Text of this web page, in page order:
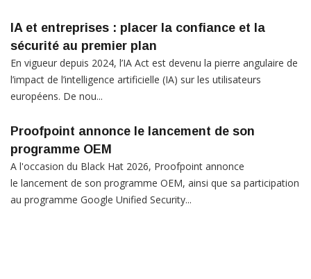
IA et entreprises : placer la confiance et la
sécurité au premier plan
En vigueur depuis 2024, l’IA Act est devenu la pierre angulaire de
l’impact de l’intelligence artificielle (IA) sur les utilisateurs
européens. De nou...
Proofpoint annonce le lancement de son
programme OEM
A l'occasion du Black Hat 2026, Proofpoint annonce
le lancement de son programme OEM, ainsi que sa participation
au programme Google Unified Security...